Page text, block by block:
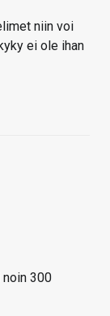
niin voi
ei ole ihan
300